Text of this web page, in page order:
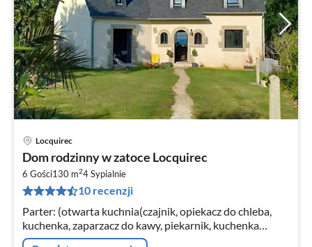
Locquirec
Dom rodzinny w zatoce Locquirec
6 Gości130 m24Sypialnie
10 recenzji
Parter: (otwarta kuchnia(czajnik, opiekacz do chleba,
kuchenka, zaparzacz do kawy, piekarnik, kuchenka
mikrofalowa, zmywarka do naczyń, lodówko-